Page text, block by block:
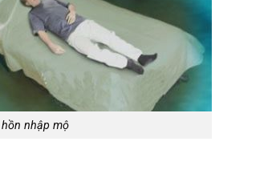
nhập mộ